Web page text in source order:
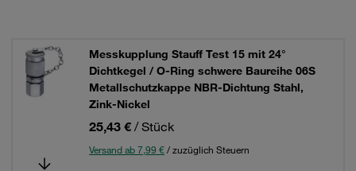
Messkupplung Stauff Test 15 mit 24°
Dichtkegel / O-Ring schwere Baureihe 06S
Metallschutzkappe NBR-Dichtung Stahl,
Zink-Nickel
25,43 € / Stück
Versand ab 7,99 €/ zuzüglich Steuern